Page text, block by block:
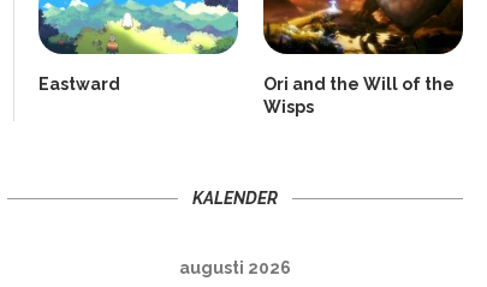
Eastward
Ori and the Will of the
Wisps
KALENDER
augusti 2026